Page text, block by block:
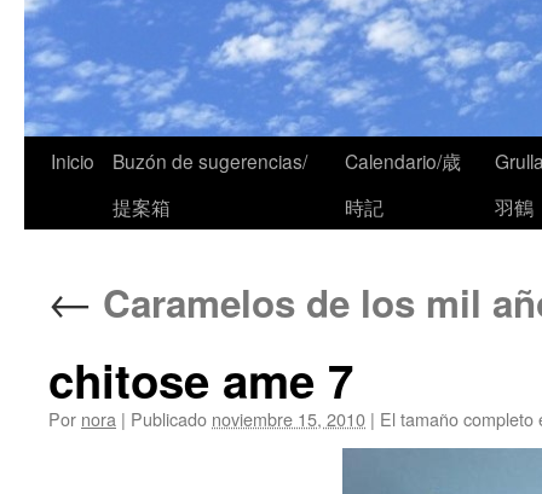
Inicio
Buzón de sugerencias/
提案箱
Calendario/歳
時記
羽鶴
← Caramelos de los mil
chitose ame 7
Por nora | Publicado noviembre 15, 2010 | El tamaño